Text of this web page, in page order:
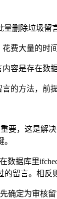
量删除垃圾留
费大量的时
容是存在数
的方法，前
要，这是解
数据库里
留言。相反
确定为审核